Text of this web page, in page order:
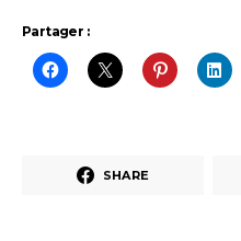
Partager :
SHARE